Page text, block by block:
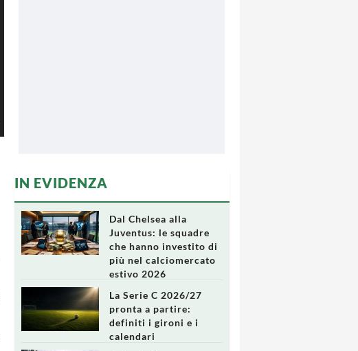
IN EVIDENZA
Dal Chelsea alla
Juventus: le squadre
che hanno investito di
più nel calciomercato
estivo 2026
La Serie C 2026/27
pronta a partire:
definiti i gironi e i
calendari